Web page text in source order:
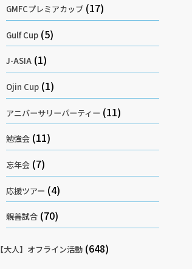
GMFCプレミアカップ(17)
Gulf Cup(5)
J-ASIA(1)
Ojin Cup(1)
アニバーサリーパーティー (11)
勉強会(11)
忘年会(7)
応援ツアー (4)
親善試合(70)
【大人】オフライン活動 (648)